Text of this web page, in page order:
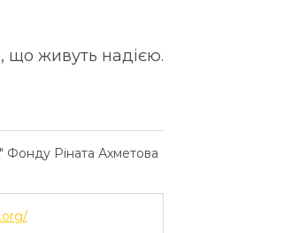
що живуть надією.
Фонду Ріната Ахметова